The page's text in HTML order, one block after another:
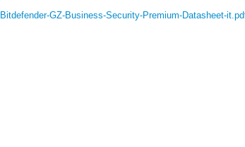
Bitdefender-GZ-Business-Security-Premium-Datasheet-